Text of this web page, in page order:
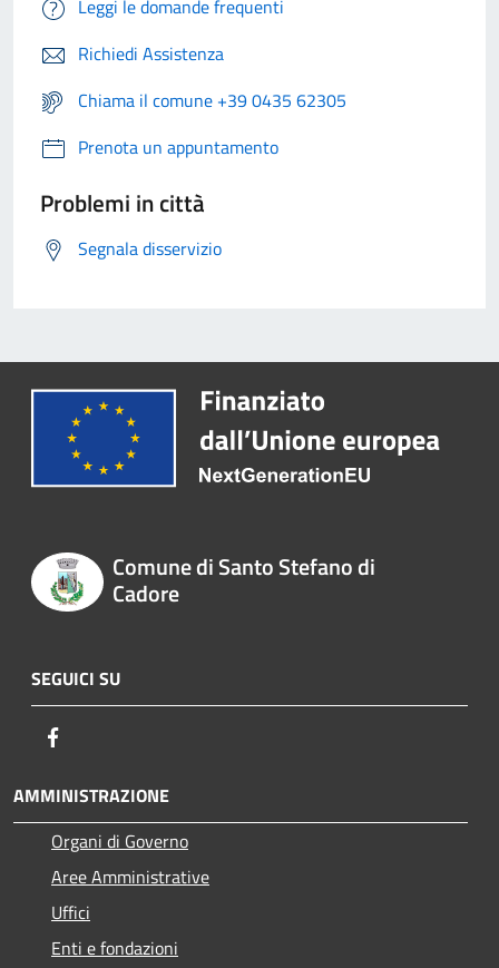
Leggi le domande frequenti
Richiedi Assistenza
Chiama il comune +39 0435 62305
Prenota un appuntamento
Problemi in città
Segnala disservizio
Comune di Santo Stefano di
Cadore
SEGUICI SU
AMMINISTRAZIONE
Organi di Governo
Aree Amministrative
Uffici
Enti e fondazioni